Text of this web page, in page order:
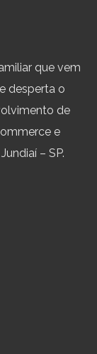
que vem
desperta o
de
e
– SP.